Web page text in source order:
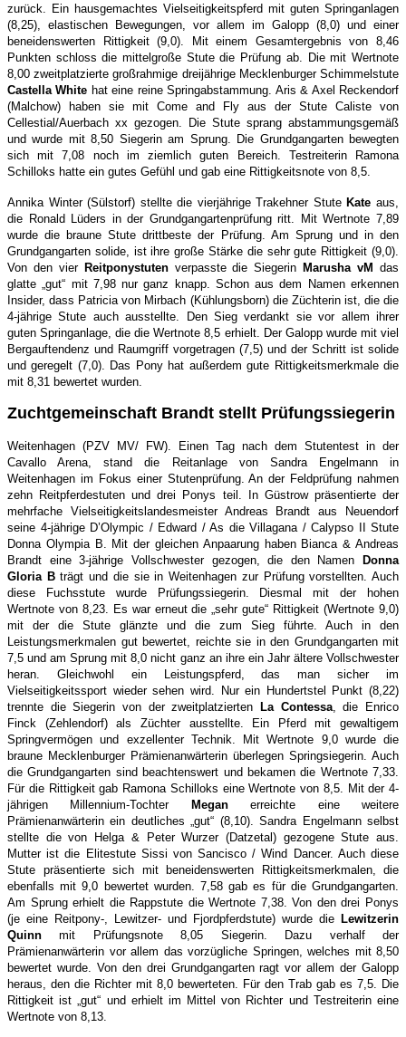
zurück. Ein hausgemachtes Vielseitigkeitspferd mit guten Springanlagen
(8,25), elastischen Bewegungen, vor allem im Galopp (8,0) und einer
beneidenswerten Rittigkeit (9,0). Mit einem Gesamtergebnis von 8,46
Punkten schloss die mittelgroße Stute die Prüfung ab. Die mit Wertnote
8,00 zweitplatzierte großrahmige dreijährige Mecklenburger Schimmelstute
Castella White hat eine reine Springabstammung. Aris & Axel Reckendorf
(Malchow) haben sie mit Come and Fly aus der Stute Caliste von
Cellestial/Auerbach xx gezogen. Die Stute sprang abstammungsgemäß
und wurde mit 8,50 Siegerin am Sprung. Die Grundgangarten bewegten
sich mit 7,08 noch im ziemlich guten Bereich. Testreiterin Ramona
Schilloks hatte ein gutes Gefühl und gab eine Rittigkeitsnote von 8,5.
Annika Winter (Sülstorf) stellte die vierjährige Trakehner StuteKate aus,
die Ronald Lüders in der Grundgangartenprüfung ritt. Mit Wertnote 7,89
wurde die braune Stute drittbeste der Prüfung. Am Sprung und in den
Grundgangarten solide, ist ihre große Stärke die sehr gute Rittigkeit (9,0).
Von den vier Reitponystutenverpasste die SiegerinMarusha vM das
glatte „gut“ mit 7,98 nur ganz knapp. Schon aus dem Namen erkennen
Insider, dass Patricia von Mirbach (Kühlungsborn) die Züchterin ist, die die
4-jährige Stute auch ausstellte. Den Sieg verdankt sie vor allem ihrer
guten Springanlage, die die Wertnote 8,5 erhielt. Der Galopp wurde mit viel
Bergauftendenz und Raumgriff vorgetragen (7,5) und der Schritt ist solide
und geregelt (7,0). Das Pony hat außerdem gute Rittigkeitsmerkmale die
mit 8,31 bewertet wurden.
Zuchtgemeinschaft Brandt stellt Prüfungssiegerin
Weitenhagen (PZV MV/ FW). Einen Tag nach dem Stutentest in der
Cavallo Arena, stand die Reitanlage von Sandra Engelmann in
Weitenhagen im Fokus einer Stutenprüfung. An der Feldprüfung nahmen
zehn Reitpferdestuten und drei Ponys teil. In Güstrow präsentierte der
mehrfache Vielseitigkeitslandesmeister Andreas Brandt aus Neuendorf
seine 4-jährige D’Olympic / Edward / As die Villagana / Calypso II Stute
Donna Olympia B. Mit der gleichen Anpaarung haben Bianca & Andreas
Brandt eine 3-jährige Vollschwester gezogen, die den Namen Donna
Gloria Bträgt und die sie in Weitenhagen zur Prüfung vorstellten. Auch
diese Fuchsstute wurde Prüfungssiegerin. Diesmal mit der hohen
Wertnote von 8,23. Es war erneut die „sehr gute“ Rittigkeit (Wertnote 9,0)
mit der die Stute glänzte und die zum Sieg führte. Auch in den
Leistungsmerkmalen gut bewertet, reichte sie in den Grundgangarten mit
7,5 und am Sprung mit 8,0 nicht ganz an ihre ein Jahr ältere Vollschwester
heran. Gleichwohl ein Leistungspferd, das man sicher im
Vielseitigkeitssport wieder sehen wird. Nur ein Hundertstel Punkt (8,22)
trennte die Siegerin von der zweitplatzierten La Contessa, die Enrico
Finck (Zehlendorf) als Züchter ausstellte. Ein Pferd mit gewaltigem
Springvermögen und exzellenter Technik. Mit Wertnote 9,0 wurde die
braune Mecklenburger Prämienanwärterin überlegen Springsiegerin. Auch
die Grundgangarten sind beachtenswert und bekamen die Wertnote 7,33.
Für die Rittigkeit gab Ramona Schilloks eine Wertnote von 8,5. Mit der 4-
jährigen Millennium-Tochter Meganerreichte eine weitere
Prämienanwärterin ein deutliches „gut“ (8,10). Sandra Engelmann selbst
stellte die von Helga & Peter Wurzer (Datzetal) gezogene Stute aus.
Mutter ist die Elitestute Sissi von Sancisco / Wind Dancer. Auch diese
Stute präsentierte sich mit beneidenswerten Rittigkeitsmerkmalen, die
ebenfalls mit 9,0 bewertet wurden. 7,58 gab es für die Grundgangarten.
Am Sprung erhielt die Rappstute die Wertnote 7,38. Von den drei Ponys
(je eine Reitpony-, Lewitzer- und Fjordpferdstute) wurde die Lewitzerin
Quinn mit Prüfungsnote 8,05 Siegerin. Dazu verhalf der
Prämienanwärterin vor allem das vorzügliche Springen, welches mit 8,50
bewertet wurde. Von den drei Grundgangarten ragt vor allem der Galopp
heraus, den die Richter mit 8,0 bewerteten. Für den Trab gab es 7,5. Die
Rittigkeit ist „gut“ und erhielt im Mittel von Richter und Testreiterin eine
Wertnote von 8,13.